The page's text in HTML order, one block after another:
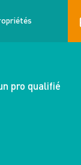
pro qualifié